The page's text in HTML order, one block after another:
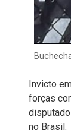
Invicto
forças
no Brasil.